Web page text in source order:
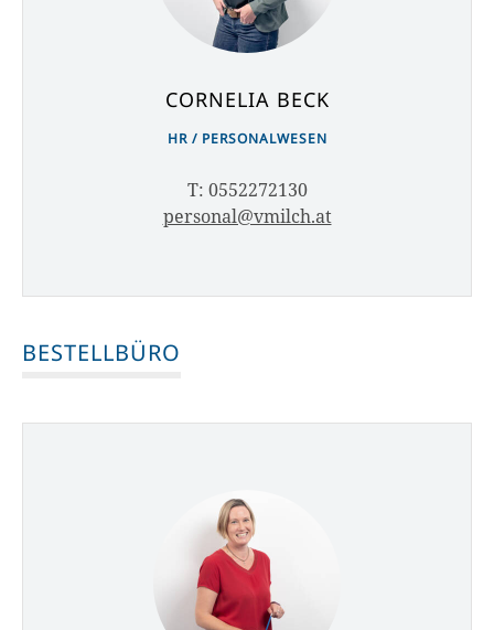
CORNELIA BECK
HR / PERSONALWESEN
T: 0552272130
personal@vmilch.at
BESTELLBÜRO